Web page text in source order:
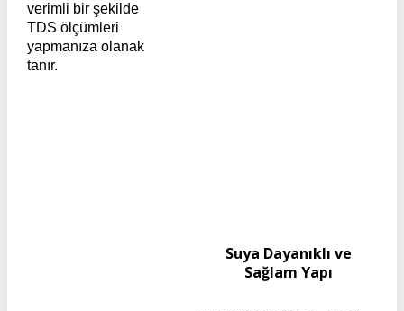
verimli bir şekilde
TDS ölçümleri
yapmanıza olanak
tanır.
Suya Dayanıklı ve
Sağlam Yapı